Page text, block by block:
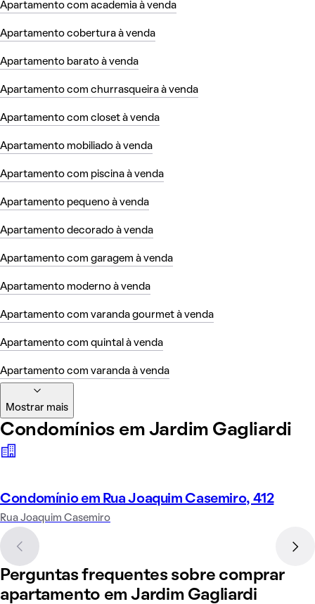
Apartamento com academia à venda
Apartamento cobertura à venda
Apartamento barato à venda
Apartamento com churrasqueira à venda
Apartamento com closet à venda
Apartamento mobiliado à venda
Apartamento com piscina à venda
Apartamento pequeno à venda
Apartamento decorado à venda
Apartamento com garagem à venda
Apartamento moderno à venda
Apartamento com varanda gourmet à venda
Apartamento com quintal à venda
Apartamento com varanda à venda
Mostrar mais
Condomínios em Jardim Gagliardi
Condomínio em Rua Joaquim Casemiro, 412
Rua Joaquim Casemiro
Perguntas frequentes sobre comprar
apartamento em Jardim Gagliardi